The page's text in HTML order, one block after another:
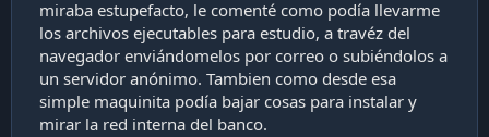
miraba estupefacto, le comenté como podía llevarme
los archivos ejecutables para estudio, a travéz del
navegador enviándomelos por correo o subiéndolos a
un servidor anónimo. Tambien como desde esa
simple maquinita podía bajar cosas para instalar y
mirar la red interna del banco.